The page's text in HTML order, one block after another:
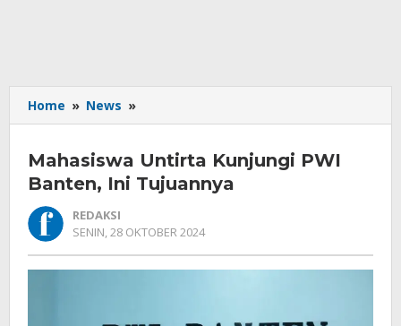
Home » News »
Untirta
PWI
Banten,
Mahasiswa Untirta Kunjungi PWI
Banten, Ini Tujuannya
REDAKSI
SENIN, 28 OKTOBER 2024